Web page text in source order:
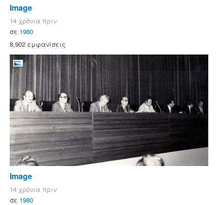
Image
14 χρόνια πριν
σε 1980
8,902 εμφανίσεις
Image
14 χρόνια πριν
σε 1980